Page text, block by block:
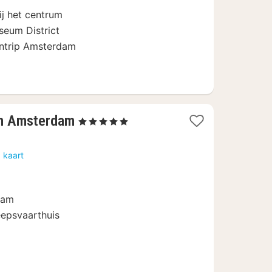
het centrum
District
Amsterdam
Amsterdam 1
, 5 Sterren
kaart